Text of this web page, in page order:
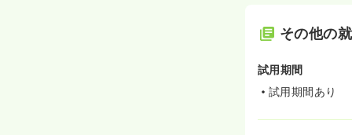
その他の
試用期間
試用期間あり